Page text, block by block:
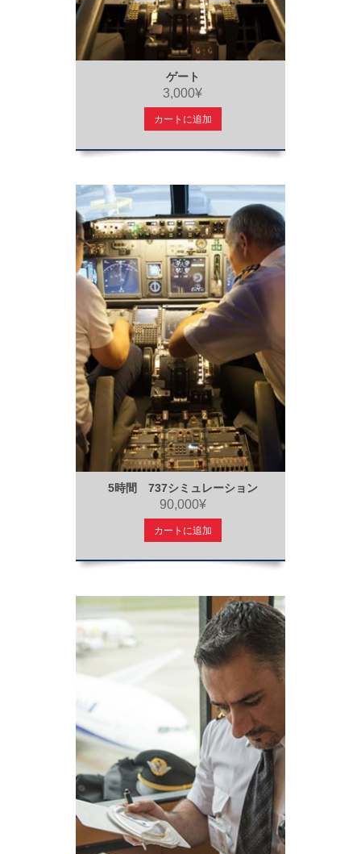
ゲート
3,000¥
カートに追加
5時間 737シミュレーション
90,000¥
カートに追加